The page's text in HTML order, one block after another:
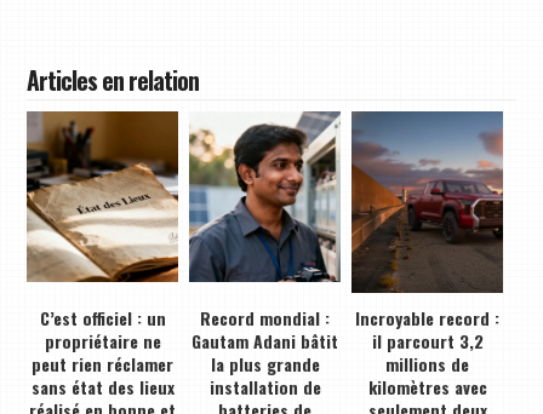
Articles en relation
C’est officiel : un
propriétaire ne
peut rien réclamer
sans état des lieux
Record mondial :
Gautam Adani bâtit
la plus grande
installation de
Incroyable record :
il parcourt 3,2
millions de
kilomètres avec